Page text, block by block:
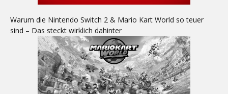
Warum die Nintendo Switch 2 & Mario Kart World so teuer
sind – Das steckt wirklich dahinter